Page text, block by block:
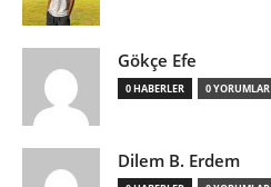
Gökçe Efe
0 HABERLER 0 YORUMLAR
Dilem B. Erdem